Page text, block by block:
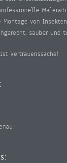
Montage von
sauber und
Vertrauenssache!